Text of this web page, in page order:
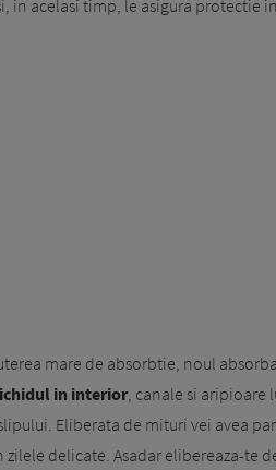
in acelasi timp, le asigura protectie
mare de absorbtie, noul
in interior, canale si aripioare
Eliberata de mituri vei avea
zilele delicate. Asadar elibereaza-te